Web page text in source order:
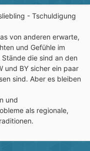
- Tschuldigung
von anderen erwarte,
und Gefühle im
die sind an den
und BY sicher ein paar
sind. Aber es bleiben
und
als regionale,